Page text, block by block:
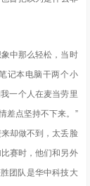
中那么轻松，当时
记本电脑干两个小
一个人在麦当劳里
差点坚持不下来。”
却做不到，太丢脸
赛时，他们和另外
团队是华中科技大